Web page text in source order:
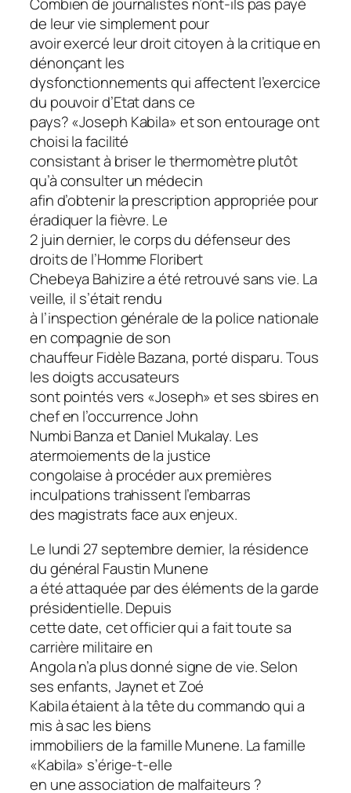
de leur vie simplement pour
avoir exercé leur droit citoyen à la critique en
dénonçant les
dysfonctionnements qui affectent l’exercice
du pouvoir d’Etat dans ce
pays? «Joseph Kabila» et son entourage ont
choisi la facilité
consistant à briser le thermomètre plutôt
qu’à consulter un médecin
afin d’obtenir la prescription appropriée pour
éradiquer la fièvre. Le
2 juin dernier, le corps du défenseur des
droits de l’Homme Floribert
Chebeya Bahizire a été retrouvé sans vie. La
veille, il s’était rendu
à l’inspection générale de la police nationale
en compagnie de son
chauffeur Fidèle Bazana, porté disparu. Tous
les doigts accusateurs
sont pointés vers «Joseph» et ses sbires en
chef en l’occurrence John
Numbi Banza et Daniel Mukalay. Les
atermoiements de la justice
congolaise à procéder aux premières
inculpations trahissent l’embarras
des magistrats face aux enjeux.
Le lundi 27 septembre dernier, la résidence
du général Faustin Munene
a été attaquée par des éléments de la garde
présidentielle. Depuis
cette date, cet officier qui a fait toute sa
carrière militaire en
Angola n’a plus donné signe de vie. Selon
ses enfants, Jaynet et Zoé
Kabila étaient à la tête du commando qui a
mis à sac les biens
immobiliers de la famille Munene. La famille
«Kabila» s’érige-t-elle
en une association de malfaiteurs ?